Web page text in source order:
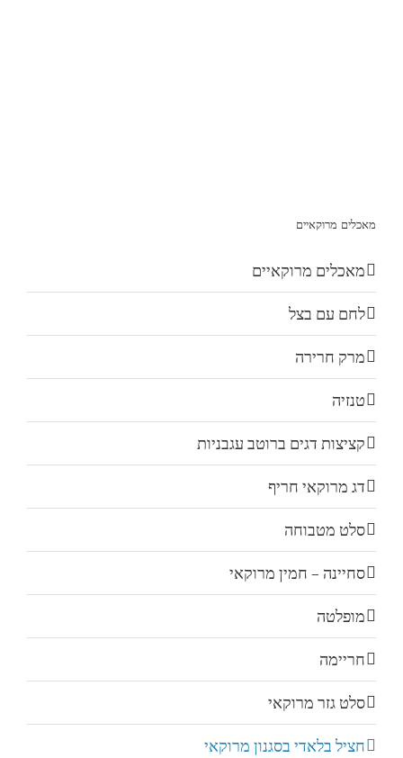
מאכלים מרוקאיים
מאכלים מרוקאיים
לחם עם בצל
מרק חרירה
טנזיה
קציצות דגים ברוטב עגבניות
דג מרוקאי חריף
סלט מטבוחה
סחיינה – חמין מרוקאי
מופלטה
חריימה
סלט גזר מרוקאי
חציל בלאדי בסגנון מרוקאי